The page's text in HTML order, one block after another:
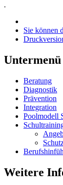
.
Sie können
Untermenü
Beratung
Diagnostik
Prävention
Integration
Poolmodell
Weitere